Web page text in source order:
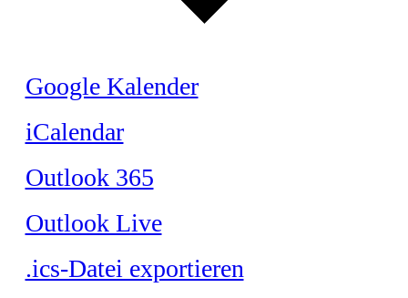
Google Kalender
iCalendar
Outlook 365
Outlook Live
.ics-Datei exportieren